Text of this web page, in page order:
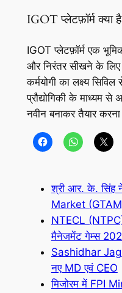
IGOT प्लेटफ़ॉर्म क्या
IGOT प्लेटफ़ॉर्म एक
और निरंतर सीखने के
कर्मयोगी का लक्ष्य
प्रौद्योगिकी के माध्यम
नवीन बनाकर तैयार
श्री आर. के. सिंह
Market
NTECL
मैनेजमेंट गेम्स
Sashidhar
नए MD एवं CEO
मिजोरम में FPI